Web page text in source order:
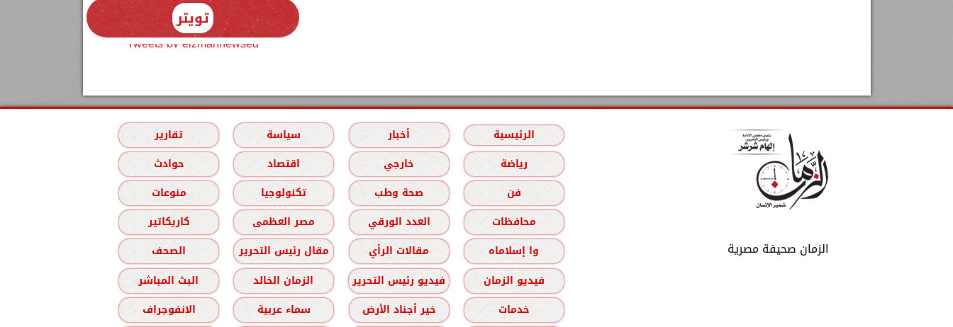
تويتر
Tweets by elzmannewseg
الزمان صحيفة مصرية
الرئيسية أخبار سياسة
تقارير
رياضة
خارجي اقتصاد
حوادث
فن
صحة وطب تكنولوجيا
منوعات
محافظات
العدد الورقي مصر العظمى
كاريكاتير
وا إسلاماه
مقالات الرأي مقال رئيس التحرير
الصحف
فيديو الزمان
فيديو رئيس التحرير الزمان الخالد
البث المباشر
خدمات
خير أجناد الأرض سماء عربية الانفوجراف